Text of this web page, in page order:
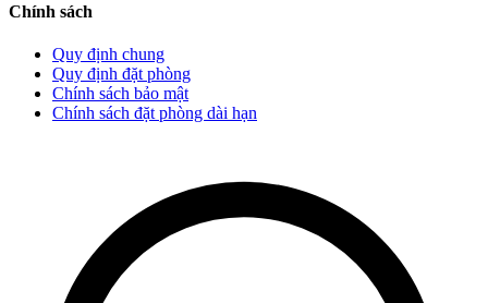
Chính sách
Quy định chung
Quy định đặt phòng
Chính sách bảo mật
Chính sách đặt phòng dài hạn